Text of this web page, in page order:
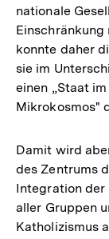
nationale
konnte daher
sie im
einen „Staat
Mikrokosmos"
Damit wird
des Zentrums
Integration der
aller Gruppen
Katholizismus